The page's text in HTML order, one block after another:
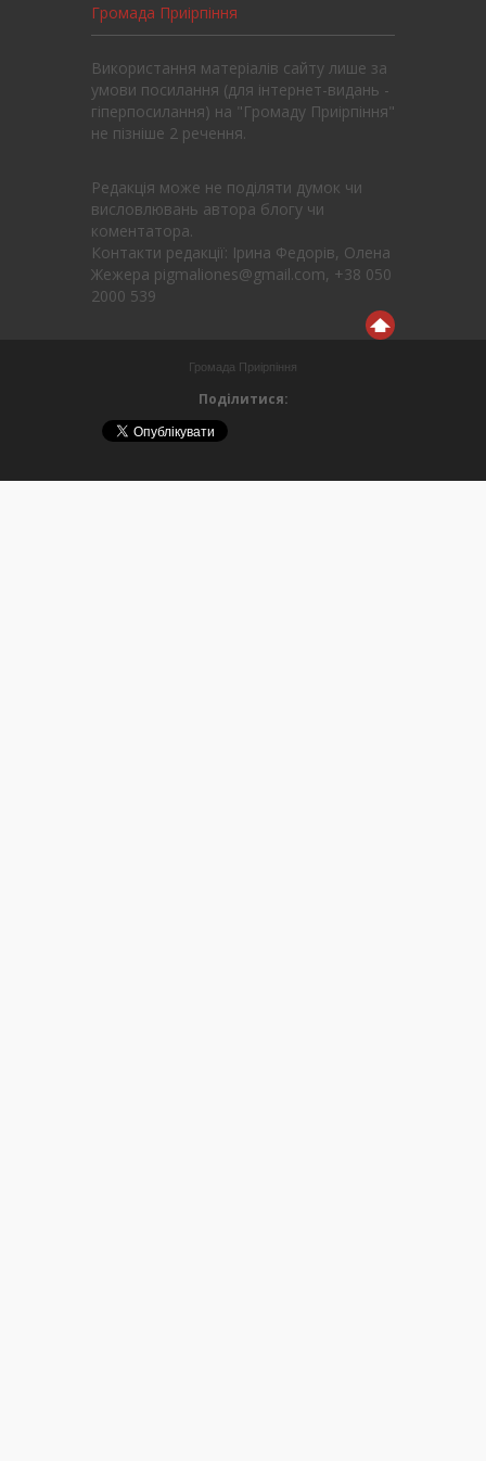
Громада Приірпіння
Використання матеріалів сайту лише за
умови посилання (для інтернет-видань -
гіперпосилання) на "Громаду Приірпіння"
не пізніше 2 речення.
Редакція може не поділяти думок чи
висловлювань автора блогу чи
коментатора.
Контакти редакції: Ірина Федорів, Олена
Жежера pigmaliones@gmail.com, +38 050
2000 539
Громада Приірпіння
Поділитися: